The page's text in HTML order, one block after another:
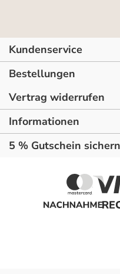
Kundenservice
Bestellungen
Vertrag widerrufen
Informationen
5 % Gutschein sichern